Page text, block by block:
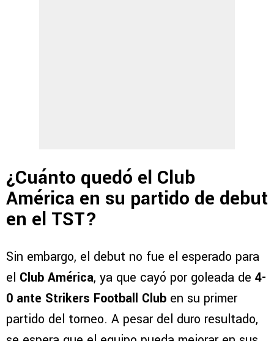
¿Cuánto quedó el Club
América en su partido de debut
en el TST?
Sin embargo, el debut no fue el esperado para
el Club América, ya que cayó por goleada de 4-
0 ante Strikers Football Club en su primer
partido del torneo. A pesar del duro resultado,